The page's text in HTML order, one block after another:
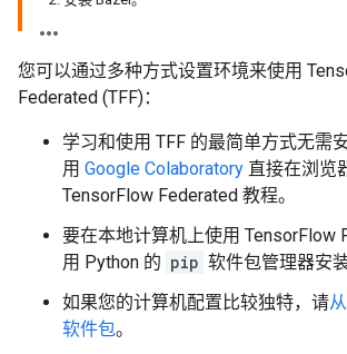
您可以通过多种方式设置环境来使用
Federated (TFF)：
学习和使用 TFF 的最简单方式无需
用 Google Colaboratory 直接在浏览
TensorFlow Federated 教程。
要在本地计算机上使用 TensorFlow
用 Python 的 pip 软件包管理器安
如果您的计算机配置比较独特，请
软件包。